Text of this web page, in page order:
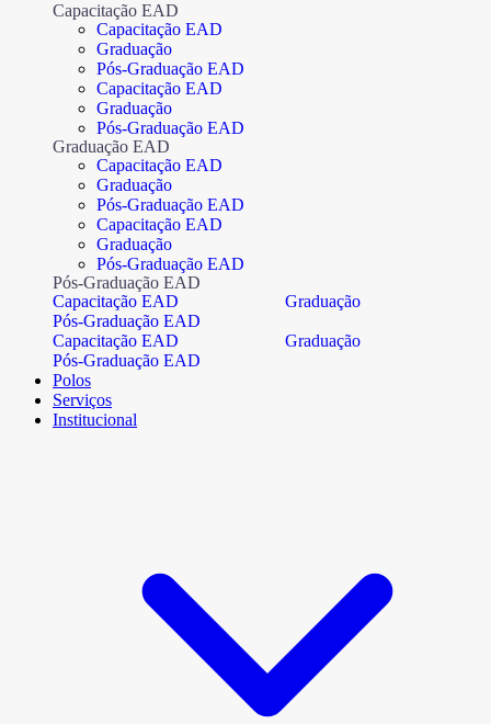
Capacitação EAD
Capacitação EAD
Graduação
Pós-Graduação EAD
Capacitação EAD
Graduação
Pós-Graduação EAD
Graduação EAD
Capacitação EAD
Graduação
Pós-Graduação EAD
Capacitação EAD
Graduação
Pós-Graduação EAD
Pós-Graduação EAD
Capacitação EAD
Graduação
Pós-Graduação EAD
Capacitação EAD
Graduação
Pós-Graduação EAD
Polos
Serviços
Institucional